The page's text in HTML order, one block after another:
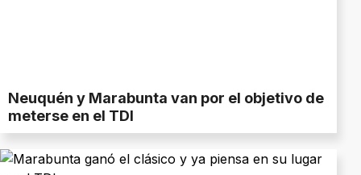
Neuquén y Marabunta van por el objetivo de
meterse en el TDI